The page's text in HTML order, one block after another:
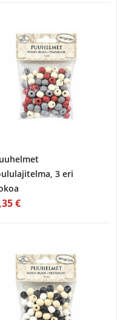
3 eri
€